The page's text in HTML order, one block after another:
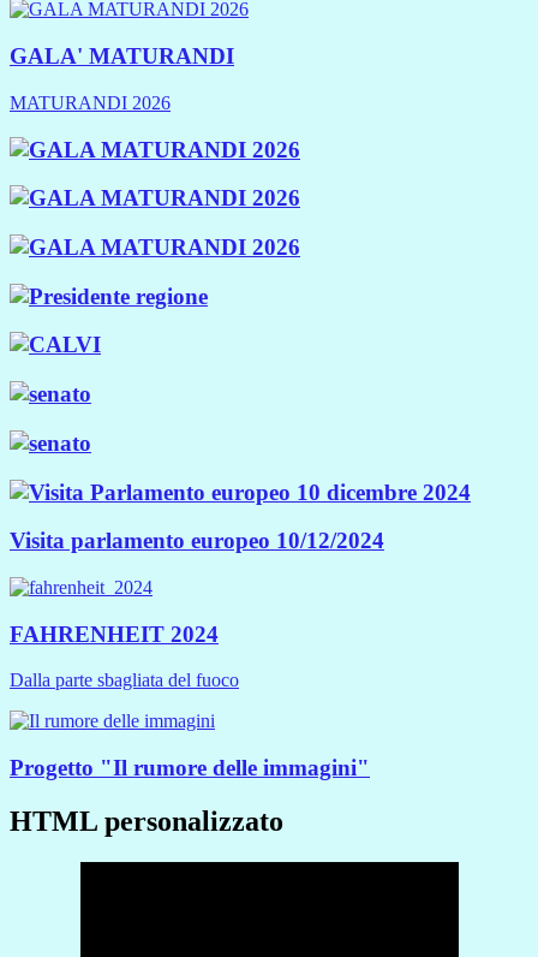
GALA' MATURANDI
MATURANDI 2026
Visita parlamento europeo 10/12/2024
FAHRENHEIT 2024
Dalla parte sbagliata del fuoco
Progetto "Il rumore delle immagini"
HTML personalizzato